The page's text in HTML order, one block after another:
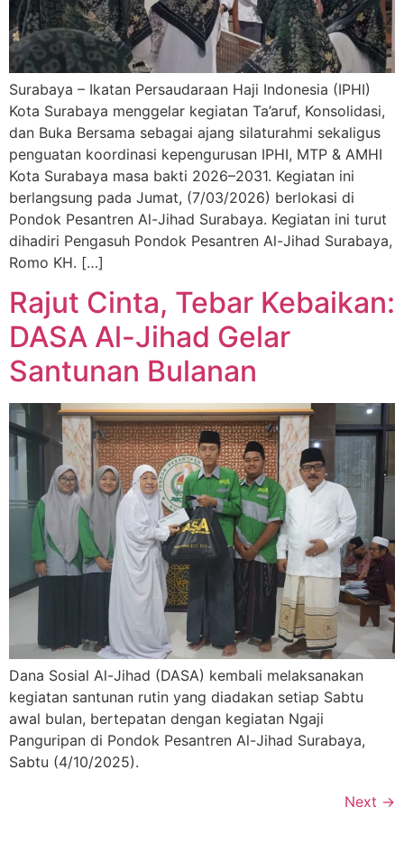
Surabaya – Ikatan Persaudaraan Haji Indonesia (IPHI)
Kota Surabaya menggelar kegiatan Ta’aruf, Konsolidasi,
dan Buka Bersama sebagai ajang silaturahmi sekaligus
penguatan koordinasi kepengurusan IPHI, MTP & AMHI
Kota Surabaya masa bakti 2026–2031. Kegiatan ini
berlangsung pada Jumat, (7/03/2026) berlokasi di
Pondok Pesantren Al-Jihad Surabaya. Kegiatan ini turut
dihadiri Pengasuh Pondok Pesantren Al-Jihad Surabaya,
Romo KH. […]
Rajut Cinta, Tebar Kebaikan:
DASA Al-Jihad Gelar
Santunan Bulanan
Dana Sosial Al-Jihad (DASA) kembali melaksanakan
kegiatan santunan rutin yang diadakan setiap Sabtu
awal bulan, bertepatan dengan kegiatan Ngaji
Panguripan di Pondok Pesantren Al-Jihad Surabaya,
Sabtu (4/10/2025).
Next →